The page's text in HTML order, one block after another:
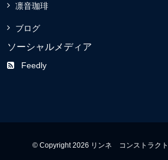
凛音珈琲
ブログ
ソーシャルメディア
Feedly
© Copyright 2026 リンネ コンストラクト